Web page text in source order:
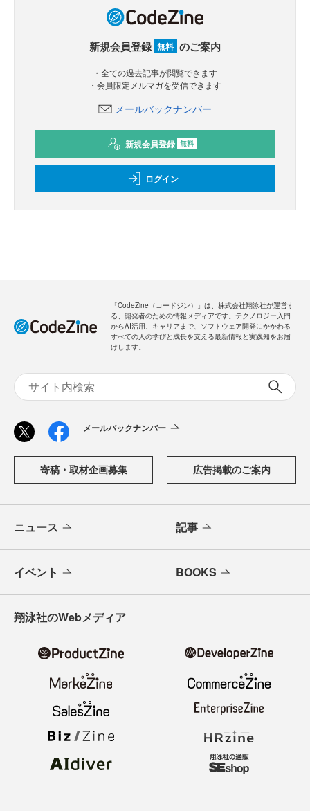
新規会員登録 無料 のご案内
・全ての過去記事が閲覧できます
・会員限定メルマガを受信できます
メールバックナンバー
新規会員登録 無料
ログイン
「CodeZine（コードジン）」は、株式会社翔泳社が運営す
る、開発者のための情報メディアです。テクノロジー入門
からAI活用、キャリアまで、ソフトウェア開発にかかわる
すべての人の学びと成長を支える最新情報と実践知をお届
けします。
メールバックナンバー
寄稿・取材企画募集 広告掲載のご案内
ニュース 記事
イベント BOOKS
翔泳社のWebメディア